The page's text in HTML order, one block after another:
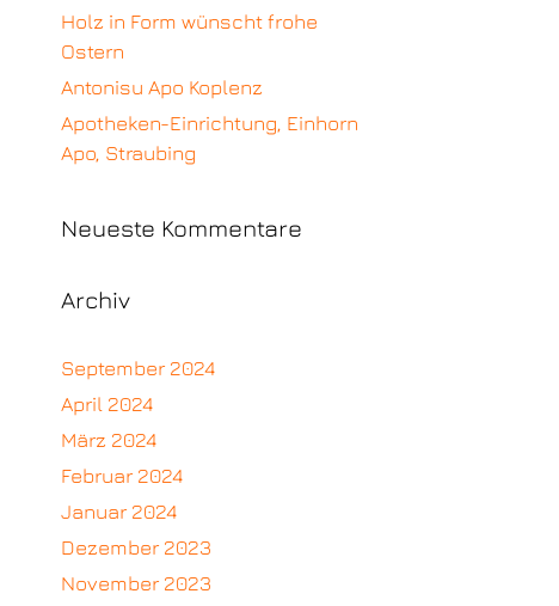
Holz in Form wünscht frohe
Ostern
Antonisu Apo Koplenz
Apotheken-Einrichtung, Einhorn
Apo, Straubing
Neueste Kommentare
Archiv
September 2024
April 2024
März 2024
Februar 2024
Januar 2024
Dezember 2023
November 2023